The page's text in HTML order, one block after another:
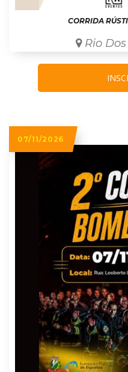
CORRIDA
Rio Dos
07/11/2026